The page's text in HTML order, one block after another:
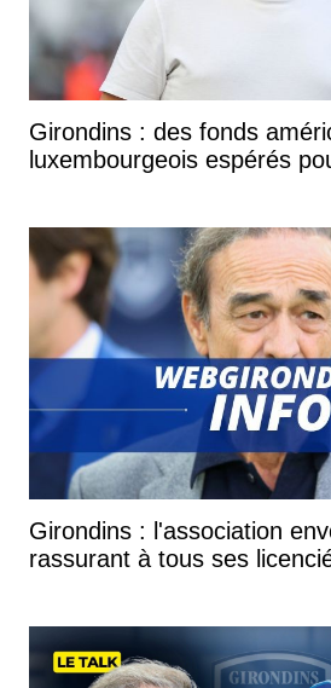
Girondins : des fonds
luxembourgeois espérés
Girondins : l'association
rassurant à tous ses